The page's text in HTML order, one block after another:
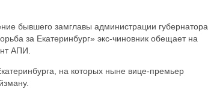
бывшего замглавы администрации губернатора
за Екатеринбург» экс-чиновник обещает на
АПИ.
на которых ныне вице-премьер